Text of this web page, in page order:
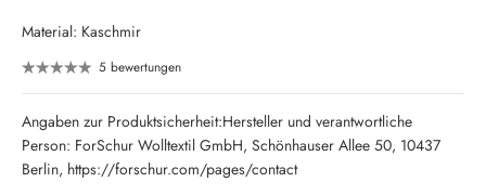
Material: Kaschmir
5 bewertungen
Angaben zur Produktsicherheit:Hersteller und verantwortliche
Person: ForSchur Wolltextil GmbH, Schönhauser Allee 50, 10437
Berlin, https://forschur.com/pages/contact